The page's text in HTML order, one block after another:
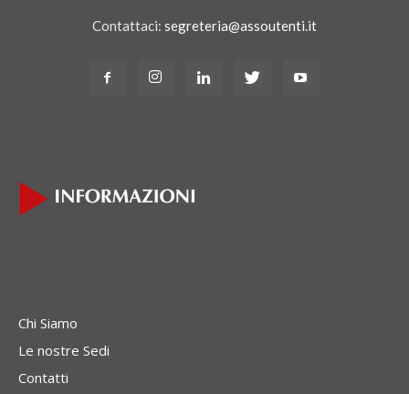
Contattaci: segreteria@assoutenti.it
Chi Siamo
Le nostre Sedi
Contatti